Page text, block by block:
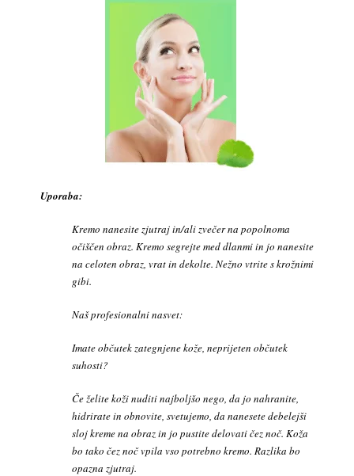
Uporaba:
Kremo nanesite zjutraj in/ali zvečer na popolnoma
očiščen obraz. Kremo segrejte med dlanmi in jo nanesite
na celoten obraz, vrat in dekolte. Nežno vtrite s krožnimi
gibi.
Naš profesionalni nasvet:
Imate občutek zategnjene kože, neprijeten občutek
suhosti?
Če želite koži nuditi najboljšo nego, da jo nahranite,
hidrirate in obnovite, svetujemo, da nanesete debelejši
sloj kreme na obraz in jo pustite delovati čez noč. Koža
bo tako čez noč vpila vso potrebno kremo. Razlika bo
opazna zjutraj.